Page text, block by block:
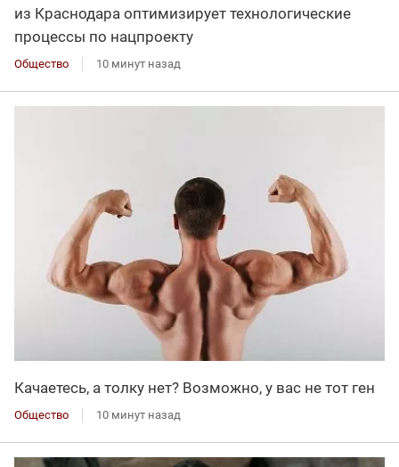
из Краснодара оптимизирует технологические
процессы по нацпроекту
Общество 10 минут назад
Качаетесь, а толку нет? Возможно, у вас не тот ген
Общество 10 минут назад